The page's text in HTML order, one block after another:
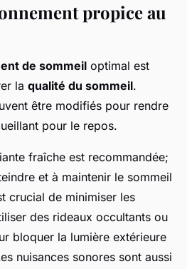
propice au
de sommeil optimal est
la qualité du sommeil.
être modifiés pour rendre
pour le repos.
fraîche est recommandée;
et à maintenir le sommeil
crucial de minimiser les
des rideaux occultants ou
bloquer la lumière extérieure
nuisances sonores sont aussi